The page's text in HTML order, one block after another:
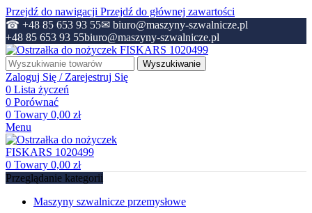
Przejdź do nawigacji Przejdź do głównej zawartości
☎ +48 85 653 93 55✉ biuro@maszyny-szwalnicze.pl
+48 85 653 93 55biuro@maszyny-szwalnicze.pl
Wyszukiwanie
Zaloguj Się / Zarejestruj Się
0 Lista życzeń
0 Porównać
0 Towary 0,00 zł
Menu
0 Towary 0,00 zł
Przeglądanie kategorii
Maszyny szwalnicze przemysłowe